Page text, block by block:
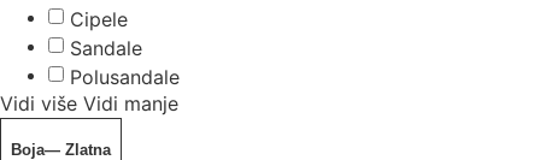
Cipele
Sandale
Polusandale
Vidi više Vidi manje
Boja— Zlatna